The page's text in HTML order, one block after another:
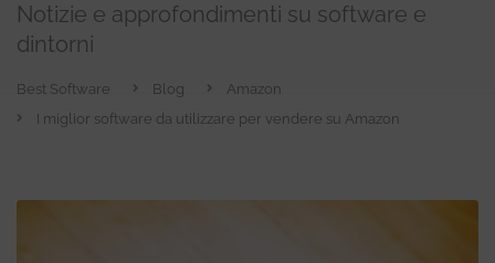
Notizie e approfondimenti su software e
dintorni
Best Software Blog
Amazon
I miglior software da utilizzare per vendere su Amazon